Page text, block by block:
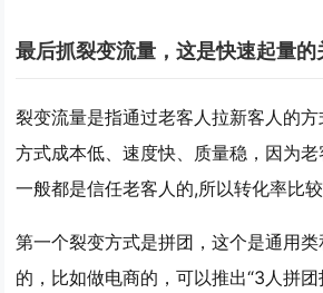
最后抓裂变流量，这是快速起量的
裂变流量是指通过老客人拉新客人的
方式成本低、速度快、质量稳，因为老
一般都是信任老客人的,所以转化率比较
第一个裂变方式是拼团 ，这个是通用
的，比如做电商的，可以推出“3人拼